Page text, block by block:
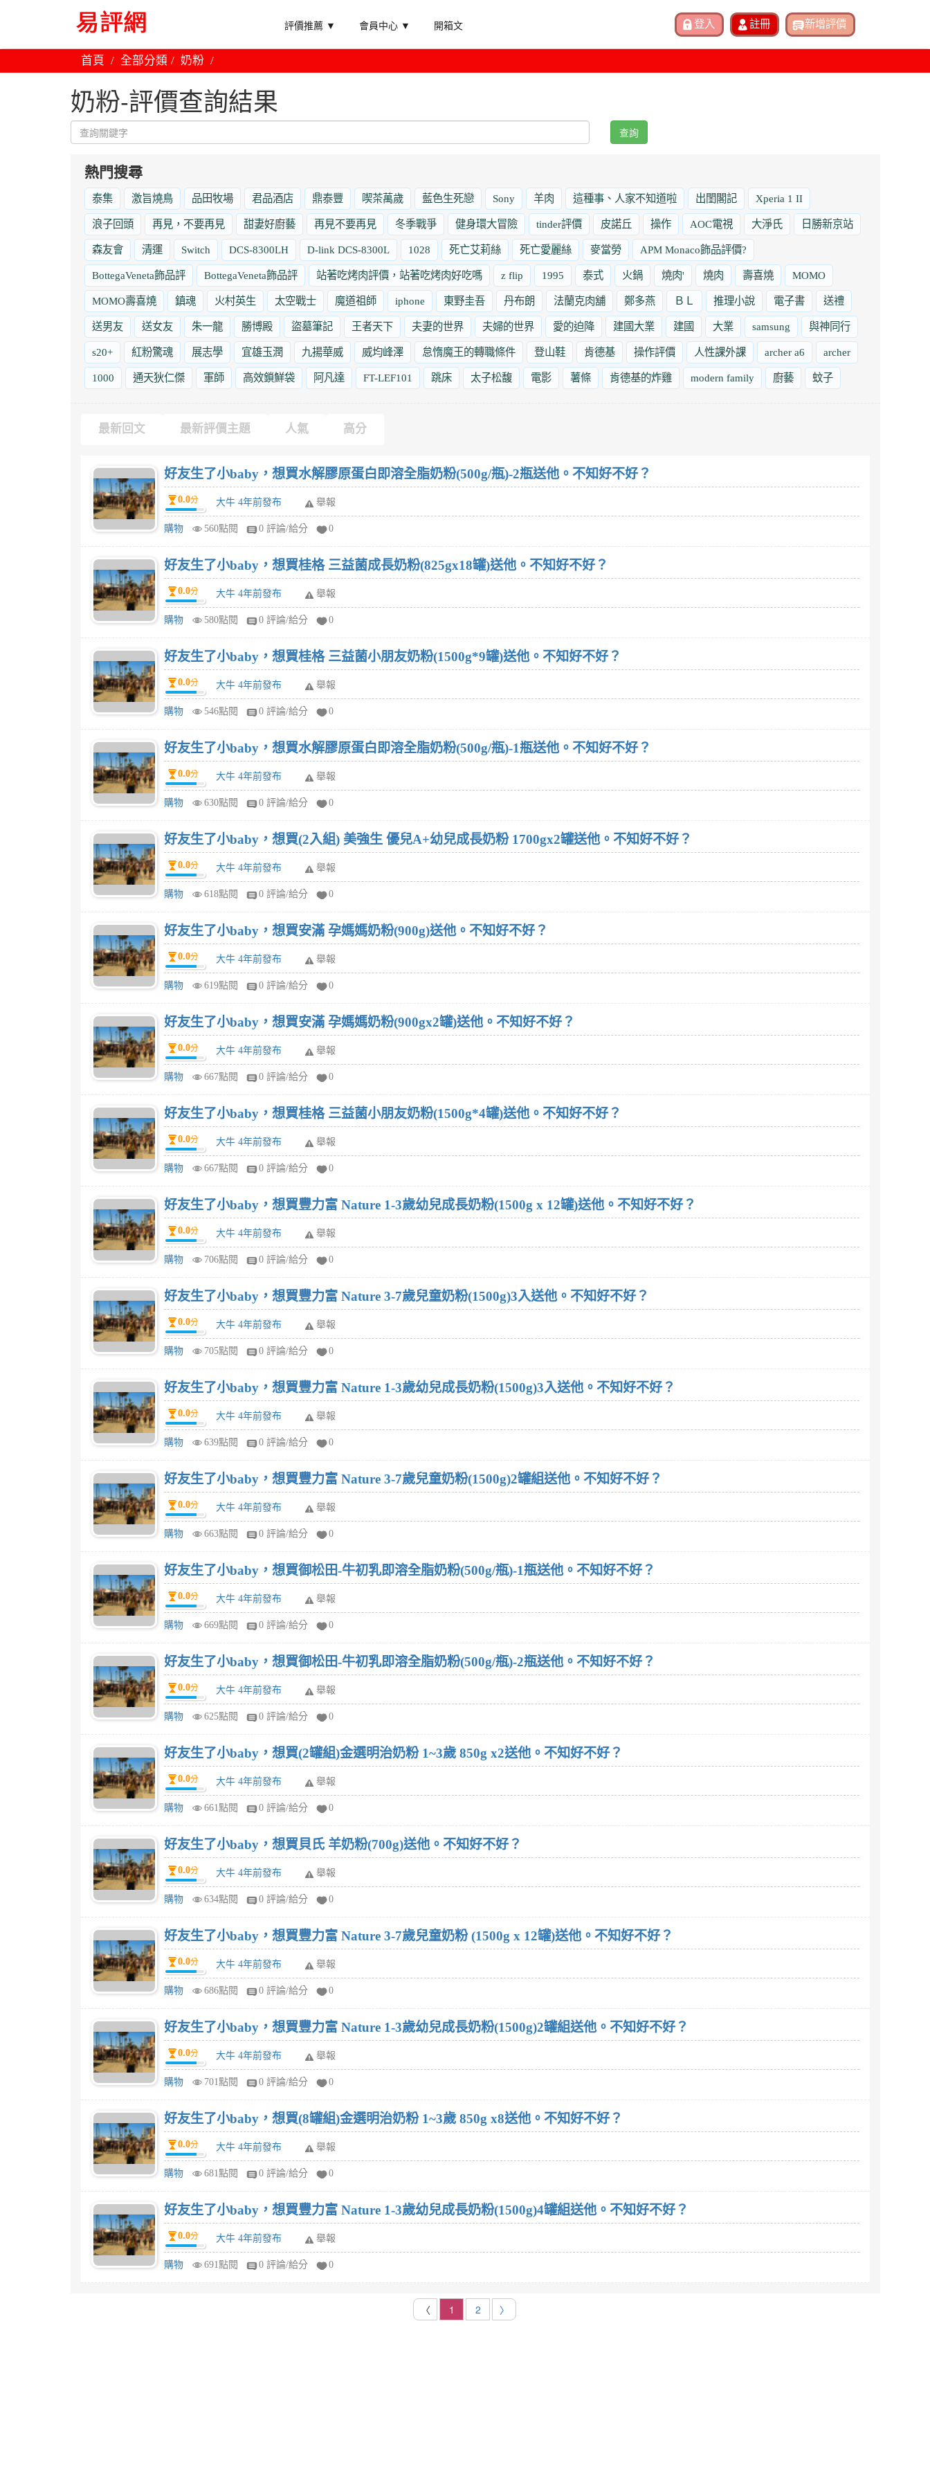
評價推薦 ▼ 會員中心 ▼ 開箱文
首頁 全部分類 奶粉
奶粉-評價查詢結果
查詢
熱門搜尋
泰集 激旨燒鳥 品田牧場 君品酒店 鼎泰豐 喫茶萬歲 藍色生死戀 Sony 羊肉 這種事、人家不知道啦 出閨閣記 Xperia 1 II
浪子回頭 再見，不要再見 甜妻好廚藝 再見不要再見 冬季戰爭 健身環大冒險 tinder評價 皮諾丘 操作 AOC電視 大淨氏 日勝新京站
森友會 清運 Switch DCS-8300LH D-link DCS-8300L 1028 死亡艾莉絲 死亡愛麗絲 麥當勞 APM Monaco飾品評價?
BottegaVeneta飾品評 BottegaVeneta飾品評 站著吃烤肉評價，站著吃烤肉好吃嗎 z flip 1995 泰式 火鍋 燒肉' 燒肉 壽喜燒 MOMO
MOMO壽喜燒 鎮魂 火村英生 太空戰士 魔道祖師 iphone 東野圭吾 丹布朗 法蘭克肉舖 鄭多燕 ＢＬ 推理小說 電子書 送禮
送男友 送女友 朱一龍 勝博殿 盜墓筆記 王者天下 夫妻的世界 夫婦的世界 愛的迫降 建國大業 建國 大業 samsung 與神同行
s20+ 紅粉驚魂 展志學 宜雄玉潤 九揚華威 威均峰澤 怠惰魔王的轉職條件 登山鞋 肯德基 操作評價 人性課外課 archer a6 archer
1000 通天狄仁傑 軍師 高效鎖鮮袋 阿凡達 FT-LEF101 跳床 太子松馥 電影 薯條 肯德基的炸雞 modern family 廚藝 蚊子
最新回文 最新評價主題 人氣 高分
好友生了小baby，想買水解膠原蛋白即溶全脂奶粉(500g/瓶)-2瓶送他。不知好不好？
0.0分 大牛 4年前發布 舉報
購物 560點閱 0 評論/給分 0
好友生了小baby，想買桂格 三益菌成長奶粉(825gx18罐)送他。不知好不好？
0.0分 大牛 4年前發布 舉報
購物 580點閱 0 評論/給分 0
好友生了小baby，想買桂格 三益菌小朋友奶粉(1500g*9罐)送他。不知好不好？
0.0分 大牛 4年前發布 舉報
購物 546點閱 0 評論/給分 0
好友生了小baby，想買水解膠原蛋白即溶全脂奶粉(500g/瓶)-1瓶送他。不知好不好？
0.0分 大牛 4年前發布 舉報
購物 630點閱 0 評論/給分 0
好友生了小baby，想買(2入組) 美強生 優兒A+幼兒成長奶粉 1700gx2罐送他。不知好不好？
0.0分 大牛 4年前發布 舉報
購物 618點閱 0 評論/給分 0
好友生了小baby，想買安滿 孕媽媽奶粉(900g)送他。不知好不好？
0.0分 大牛 4年前發布 舉報
購物 619點閱 0 評論/給分 0
好友生了小baby，想買安滿 孕媽媽奶粉(900gx2罐)送他。不知好不好？
0.0分 大牛 4年前發布 舉報
購物 667點閱 0 評論/給分 0
好友生了小baby，想買桂格 三益菌小朋友奶粉(1500g*4罐)送他。不知好不好？
0.0分 大牛 4年前發布 舉報
購物 667點閱 0 評論/給分 0
好友生了小baby，想買豐力富 Nature 1-3歲幼兒成長奶粉(1500g x 12罐)送他。不知好不好？
0.0分 大牛 4年前發布 舉報
購物 706點閱 0 評論/給分 0
好友生了小baby，想買豐力富 Nature 3-7歲兒童奶粉(1500g)3入送他。不知好不好？
0.0分 大牛 4年前發布 舉報
購物 705點閱 0 評論/給分 0
好友生了小baby，想買豐力富 Nature 1-3歲幼兒成長奶粉(1500g)3入送他。不知好不好？
0.0分 大牛 4年前發布 舉報
購物 639點閱 0 評論/給分 0
好友生了小baby，想買豐力富 Nature 3-7歲兒童奶粉(1500g)2罐組送他。不知好不好？
0.0分 大牛 4年前發布 舉報
購物 663點閱 0 評論/給分 0
好友生了小baby，想買御松田-牛初乳即溶全脂奶粉(500g/瓶)-1瓶送他。不知好不好？
0.0分 大牛 4年前發布 舉報
購物 669點閱 0 評論/給分 0
好友生了小baby，想買御松田-牛初乳即溶全脂奶粉(500g/瓶)-2瓶送他。不知好不好？
0.0分 大牛 4年前發布 舉報
購物 625點閱 0 評論/給分 0
好友生了小baby，想買(2罐組)金選明治奶粉 1~3歲 850g x2送他。不知好不好？
0.0分 大牛 4年前發布 舉報
購物 661點閱 0 評論/給分 0
好友生了小baby，想買貝氏 羊奶粉(700g)送他。不知好不好？
0.0分 大牛 4年前發布 舉報
購物 634點閱 0 評論/給分 0
好友生了小baby，想買豐力富 Nature 3-7歲兒童奶粉 (1500g x 12罐)送他。不知好不好？
0.0分 大牛 4年前發布 舉報
購物 686點閱 0 評論/給分 0
好友生了小baby，想買豐力富 Nature 1-3歲幼兒成長奶粉(1500g)2罐組送他。不知好不好？
0.0分 大牛 4年前發布 舉報
購物 701點閱 0 評論/給分 0
好友生了小baby，想買(8罐組)金選明治奶粉 1~3歲 850g x8送他。不知好不好？
0.0分 大牛 4年前發布 舉報
購物 681點閱 0 評論/給分 0
好友生了小baby，想買豐力富 Nature 1-3歲幼兒成長奶粉(1500g)4罐組送他。不知好不好？
0.0分 大牛 4年前發布 舉報
購物 691點閱 0 評論/給分 0
〈 1 2 〉